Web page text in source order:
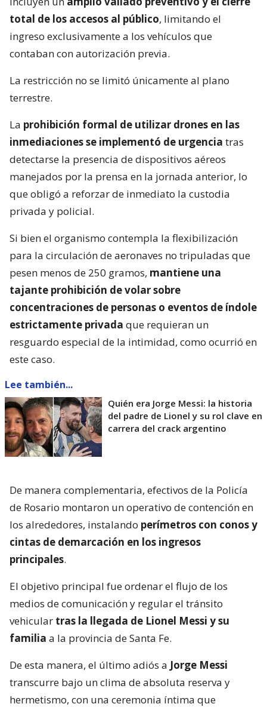
total de los accesos al público, limitando el
ingreso exclusivamente a los vehículos que
contaban con autorización previa.
La restricción no se limitó únicamente al plano
terrestre.
La prohibición formal de utilizar drones en las
inmediaciones se implementó de urgencia tras
detectarse la presencia de dispositivos aéreos
manejados por la prensa en la jornada anterior, lo
que obligó a reforzar de inmediato la custodia
privada y policial.
Si bien el organismo contempla la flexibilización
para la circulación de aeronaves no tripuladas que
pesen menos de 250 gramos, mantiene una
tajante prohibición de volar sobre
concentraciones de personas o eventos de índole
estrictamente privada que requieran un
resguardo especial de la intimidad, como ocurrió en
este caso.
Lee también...
Quién era Jorge Messi: la historia
del padre de Lionel y su rol clave en
carrera del crack argentino
De manera complementaria, efectivos de la Policía
de Rosario montaron un operativo de contención en
los alrededores, instalando perímetros con conos y
cintas de demarcación en los ingresos
principales.
El objetivo principal fue ordenar el flujo de los
medios de comunicación y regular el tránsito
vehicular tras la llegada de Lionel Messi y su
familia a la provincia de Santa Fe.
De esta manera, el último adiós a Jorge Messi
transcurre bajo un clima de absoluta reserva y
hermetismo, con una ceremonia íntima que